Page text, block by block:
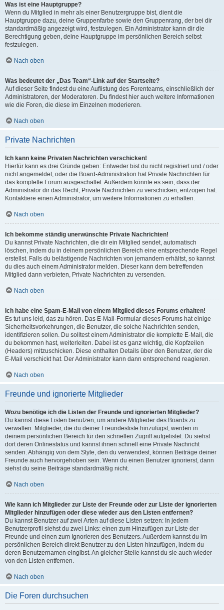
Was ist eine Hauptgruppe?
Wenn du Mitglied in mehr als einer Benutzergruppe bist, dient die
Hauptgruppe dazu, deine Gruppenfarbe sowie den Gruppenrang, der bei dir
standardmäßig angezeigt wird, festzulegen. Ein Administrator kann dir die
Berechtigung geben, deine Hauptgruppe im persönlichen Bereich selbst
festzulegen.
Nach oben
Was bedeutet der „Das Team“-Link auf der Startseite?
Auf dieser Seite findest du eine Auflistung des Forenteams, einschließlich der
Administratoren, der Moderatoren. Du findest hier auch weitere Informationen
wie die Foren, die diese im Einzelnen moderieren.
Nach oben
Private Nachrichten
Ich kann keine Privaten Nachrichten verschicken!
Hierfür kann es drei Gründe geben: Entweder bist du nicht registriert und / oder
nicht angemeldet, oder die Board-Administration hat Private Nachrichten für
das komplette Forum ausgeschaltet. Außerdem könnte es sein, dass der
Administrator dir das Recht, Private Nachrichten zu verschicken, entzogen hat.
Kontaktiere einen Administrator, um weitere Informationen zu erhalten.
Nach oben
Ich bekomme ständig unerwünschte Private Nachrichten!
Du kannst Private Nachrichten, die dir ein Mitglied sendet, automatisch
löschen, indem du in deinem persönlichen Bereich eine entsprechende Regel
erstellst. Falls du belästigende Nachrichten von jemandem erhältst, so kannst
du dies auch einem Administrator melden. Dieser kann dem betreffenden
Mitglied dann verbieten, Private Nachrichten zu versenden.
Nach oben
Ich habe eine Spam-E-Mail von einem Mitglied dieses Forums erhalten!
Es tut uns leid, das zu hören. Das E-Mail-Formular dieses Forums hat einige
Sicherheitsvorkehrungen, die Benutzer, die solche Nachrichten senden,
identifizieren sollen. Du solltest einem Administrator die komplette E-Mail, die
du bekommen hast, weiterleiten. Dabei ist es ganz wichtig, die Kopfzeilen
(Headers) mitzuschicken. Diese enthalten Details über den Benutzer, der die
E-Mail verschickt hat. Der Administrator kann dann entsprechend reagieren.
Nach oben
Freunde und ignorierte Mitglieder
Wozu benötige ich die Listen der Freunde und ignorierten Mitglieder?
Du kannst diese Listen benutzen, um andere Mitglieder des Boards zu
verwalten. Mitglieder, die du deiner Freundesliste hinzufügst, werden in
deinem persönlichen Bereich für den schnellen Zugriff aufgelistet. Du siehst
dort deren Onlinestatus und kannst ihnen schnell eine Private Nachricht
senden. Abhängig von dem Style, den du verwendest, können Beiträge deiner
Freunde auch hervorgehoben sein. Wenn du einen Benutzer ignorierst, dann
siehst du seine Beiträge standardmäßig nicht.
Nach oben
Wie kann ich Mitglieder zur Liste der Freunde oder zur Liste der ignorierten
Mitglieder hinzufügen oder diese wieder aus den Listen entfernen?
Du kannst Benutzer auf zwei Arten auf diese Listen setzen: In jedem
Benutzerprofil siehst du zwei Links: einen zum Hinzufügen zur Liste der
Freunde und einen zum Ignorieren des Benutzers. Außerdem kannst du im
persönlichen Bereich direkt Benutzer zu den Listen hinzufügen, indem du
deren Benutzernamen eingibst. An gleicher Stelle kannst du sie auch wieder
von den Listen entfernen.
Nach oben
Die Foren durchsuchen